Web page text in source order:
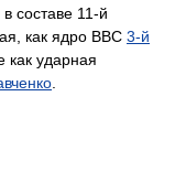
составе 11-й
как ядро ВВС 3-й
как ударная